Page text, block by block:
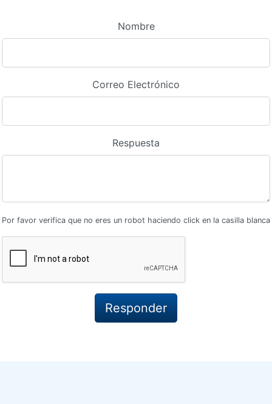
Nombre
Correo Electrónico
Respuesta
Por favor verifica que no eres un robot haciendo click en la casilla blanca